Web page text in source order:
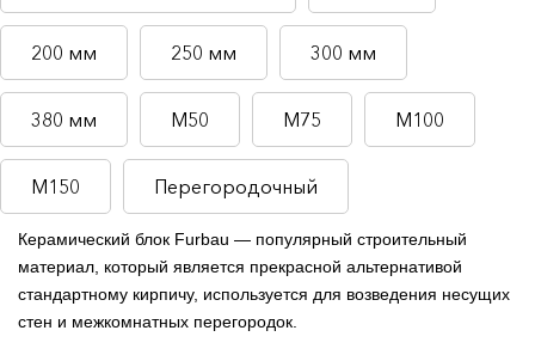
200 мм 250 мм 300 мм
380 мм М50 М75 М100
М150 Перегородочный
Керамический блок Furbau — популярный строительный
материал, который является прекрасной альтернативой
стандартному кирпичу, используется для возведения несущих
стен и межкомнатных перегородок.